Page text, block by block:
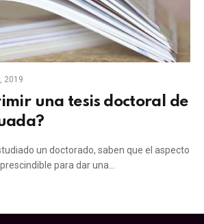
2019
una tesis doctoral de
un doctorado, saben que el aspecto
para dar una…